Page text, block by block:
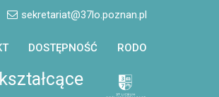
sekretariat@37lo.poznan.pl
DOSTĘPNOŚĆ RODO